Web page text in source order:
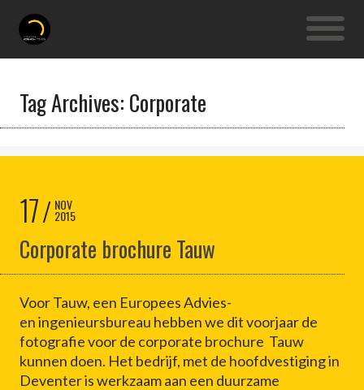
Tag Archives: Corporate
17 NOV
2015
Corporate brochure Tauw
Voor Tauw, een Europees Advies-
en ingenieursbureau hebben we dit voorjaar de
fotografie voor de corporate brochure Tauw
kunnen doen. Het bedrijf, met de hoofdvestiging in
Deventer is werkzaam aan een duurzame